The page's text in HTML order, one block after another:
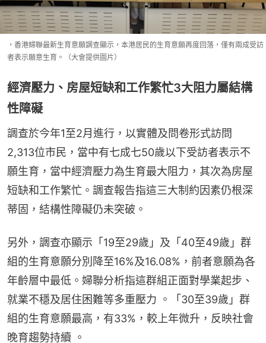
，香港婦聯最新生育意願調查顯示，本港居民的生育意願再度回落，僅有兩成受訪
者表示願意生育。（大會提供圖片）
經濟壓力、房屋短缺和工作繁忙3大阻力屬結構
性障礙
調查於今年1至2月進行，以實體及問卷形式訪問
2,313位市民，當中有七成七50歲以下受訪者表示不
願生育，當中經濟壓力為生育最大阻力，其次為房屋
短缺和工作繁忙。調查報告指這三大制約因素仍根深
蒂固，結構性障礙仍未突破。
另外，調查亦顯示「19至29歲」及「40至49歲」群
組的生育意願分別降至16%及16.08%，前者意願為各
年齡層中最低。婦聯分析指這群組正面對學業起步、
就業不穩及居住困難等多重壓力 。「30至39歲」群
組的生育意願最高，有33%，較上年微升，反映社會
晚育趨勢持續 。